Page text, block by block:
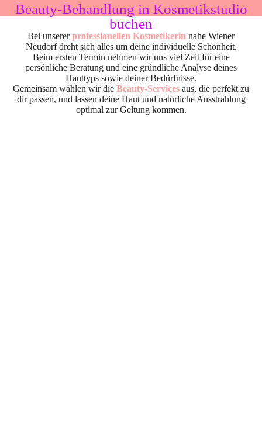
Beauty-Behandlung in Kosmetikstudio
buchen
Bei unsererprofessionellen Kosmetikerin nahe Wiener
Neudorf dreht sich alles um deine individuelle Schönheit.
Beim ersten Termin nehmen wir uns viel Zeit für eine
persönliche Beratung und eine gründliche Analyse deines
Hauttyps sowie deiner Bedürfnisse.
Gemeinsam wählen wir die Beauty-Services aus, die perfekt zu
dir passen, und lassen deine Haut und natürliche Ausstrahlung
optimal zur Geltung kommen.